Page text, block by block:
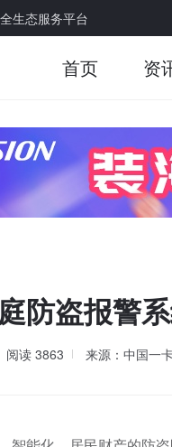
生态服务平台
首页 资
防盗报警
阅读 3863 来源：中国一